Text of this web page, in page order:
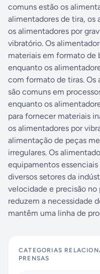
comuns estão os
alimentadores de tira, os
os alimentadores por
vibratório. Os
materiais em formato de
enquanto os
com formato de tiras. Os
são comuns em
enquanto os
para fornecer materiais
os alimentadores por
alimentação de peças
irregulares. Os
equipamentos
diversos setores da
velocidade e precisão
reduzem a necessidade
mantêm uma linha de
CATEGORIAS
PRENSAS